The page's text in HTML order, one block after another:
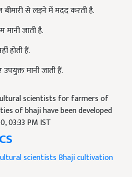
से लड़ने में मदद करती है.
जाती है.
होती हैं.
मानी जाती हैं.
scientists for farmers of
of bhaji have been developed
03:33 PM IST
scientists Bhaji cultivation